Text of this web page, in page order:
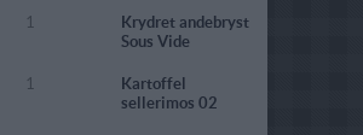
1
Krydret andebryst
Sous Vide
1
Kartoffel
sellerimos 02